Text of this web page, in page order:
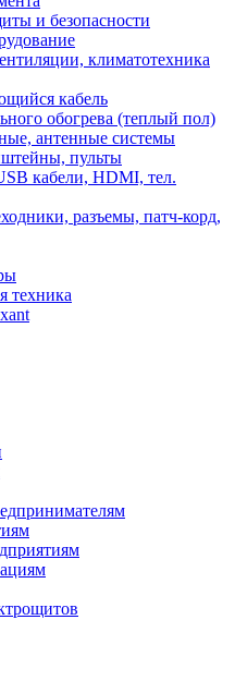
и безопасности
климатотехника
кабель
обогрева (теплый пол)
антенные системы
пульты
кабели, HDMI, тел.
разъемы, патч-корд,
техника